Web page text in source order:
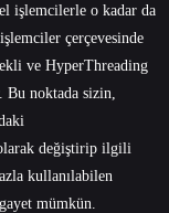
işlemcilerle o kadar da
çerçevesinde
ve HyperThreading
noktada sizin,
değiştirip ilgili
kullanılabilen
mümkün.